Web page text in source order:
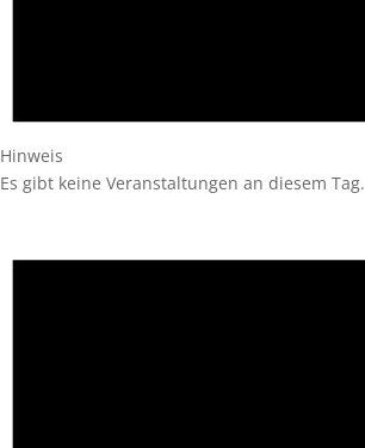
Hinweis
Es gibt keine Veranstaltungen an diesem Tag.